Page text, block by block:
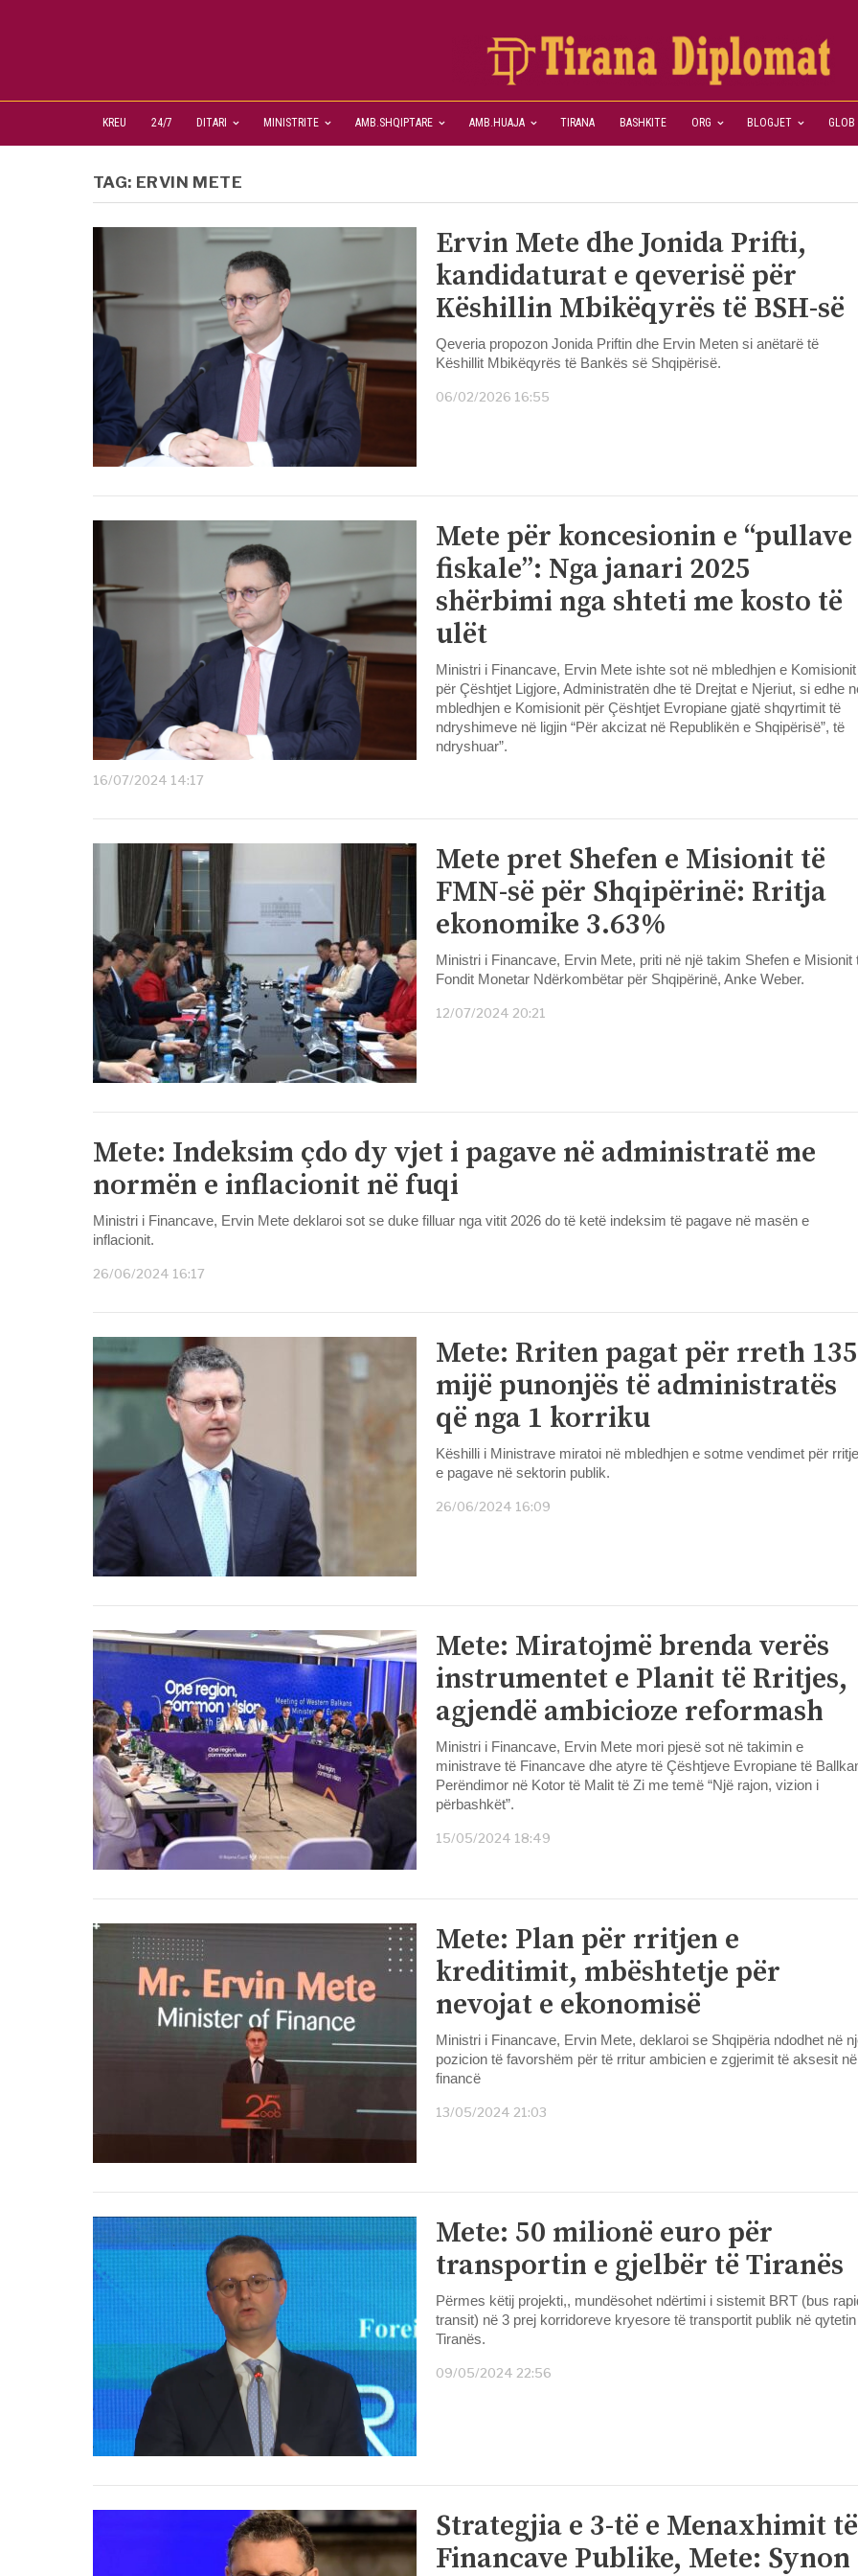
KREU 24/7 DITARI MINISTRITE AMB.SHQIPTARE AMB.HUAJA TIRANA BASHKITE ORG BLOGJET GLOB
TAG: ERVIN METE
Ervin Mete dhe Jonida Prifti,
kandidaturat e qeverisë për
Këshillin Mbikëqyrës të BSH-së
Qeveria propozon Jonida Priftin dhe Ervin Meten si anëtarë të
Këshillit Mbikëqyrës të Bankës së Shqipërisë.
06/02/2026 16:55
Mete për koncesionin e “pullave
fiskale”: Nga janari 2025
shërbimi nga shteti me kosto të
ulët
Ministri i Financave, Ervin Mete ishte sot në mbledhjen e Komisionit
për Çështjet Ligjore, Administratën dhe të Drejtat e Njeriut, si edhe
mbledhjen e Komisionit për Çështjet Evropiane gjatë shqyrtimit të
ndryshimeve në ligjin “Për akcizat në Republikën e Shqipërisë”, të
ndryshuar”.
16/07/2024 14:17
Mete pret Shefen e Misionit të
FMN-së për Shqipërinë: Rritja
ekonomike 3.63%
Ministri i Financave, Ervin Mete, priti në një takim Shefen e Misionit
Fondit Monetar Ndërkombëtar për Shqipërinë, Anke Weber.
12/07/2024 20:21
Mete: Indeksim çdo dy vjet i pagave në administratë me
normën e inflacionit në fuqi
Ministri i Financave, Ervin Mete deklaroi sot se duke filluar nga vitit 2026 do të ketë indeksim të pagave në masën e
inflacionit.
26/06/2024 16:17
Mete: Rriten pagat për rreth 135
mijë punonjës të administratës
që nga 1 korriku
Këshilli i Ministrave miratoi në mbledhjen e sotme vendimet për
e pagave në sektorin publik.
26/06/2024 16:09
Mete: Miratojmë brenda verës
instrumentet e Planit të Rritjes,
agjendë ambicioze reformash
Ministri i Financave, Ervin Mete mori pjesë sot në takimin e
ministrave të Financave dhe atyre të Çështjeve Evropiane të
Perëndimor në Kotor të Malit të Zi me temë “Një rajon, vizion i
përbashkët”.
15/05/2024 18:49
Mete: Plan për rritjen e
kreditimit, mbështetje për
nevojat e ekonomisë
Ministri i Financave, Ervin Mete, deklaroi se Shqipëria ndodhet në
pozicion të favorshëm për të rritur ambicien e zgjerimit të aksesit në
financë
13/05/2024 21:03
Mete: 50 milionë euro për
transportin e gjelbër të Tiranës
Përmes këtij projekti,, mundësohet ndërtimi i sistemit BRT (bus
transit) në 3 prej korridoreve kryesore të transportit publik në
Tiranës.
09/05/2024 22:56
Strategjia e 3-të e Menaxhimit të
Financave Publike, Mete: Synon